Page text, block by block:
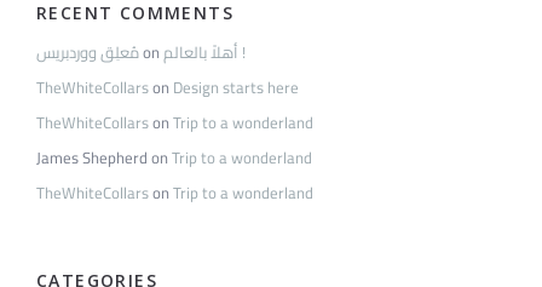
RECENT COMMENTS
مُعلِق ووردبريسon
أهلاً بالعالم !
TheWhiteCollarson Design starts here
TheWhiteCollarsonTrip to a wonderland
James ShepherdonTrip to a wonderland
TheWhiteCollarsonTrip to a wonderland
CATEGORIES